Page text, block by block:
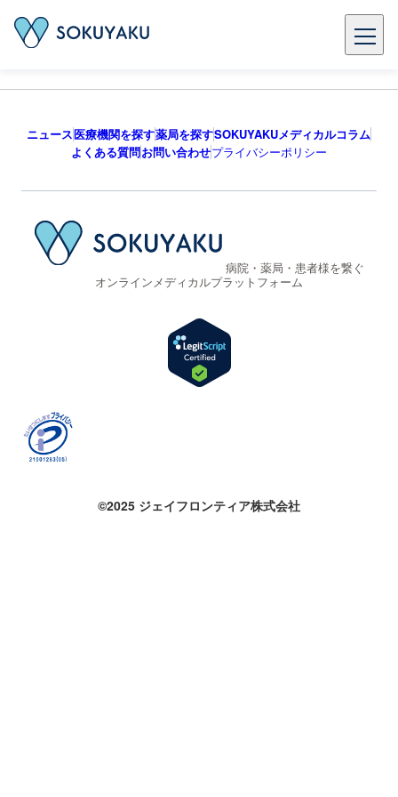
ニュース医療機関を探す薬局を探すSOKUYAKUメディカルコラム
よくある質問お問い合わせプライバシーポリシー
病院・薬局・患者様を繋ぐ
オンラインメディカルプラットフォーム
©2025 ジェイフロンティア株式会社